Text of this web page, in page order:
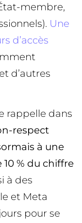
membre,
Une
d’accès
d’autres
rappelle dans
respect
à une
% du chiffre
à des
et Meta
pour se